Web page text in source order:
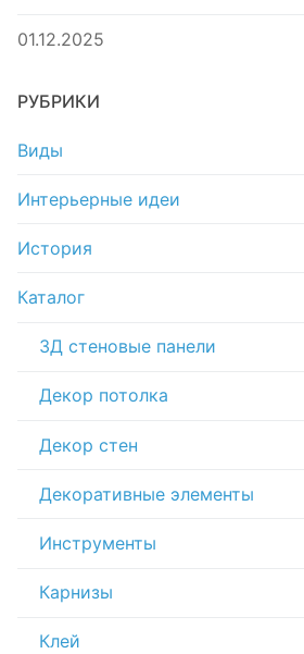
01.12.2025
РУБРИКИ
Виды
Интерьерные идеи
История
Каталог
3Д стеновые панели
Декор потолка
Декор стен
Декоративные элементы
Инструменты
Карнизы
Клей